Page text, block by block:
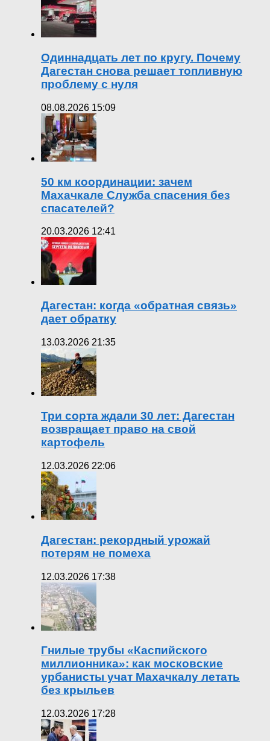
Одиннадцать лет по кругу. Почему
Дагестан снова решает топливную
проблему с нуля
08.08.2026 15:09
50 км координации: зачем
Махачкале Служба спасения без
спасателей?
20.03.2026 12:41
Дагестан: когда «обратная связь»
дает обратку
13.03.2026 21:35
Три сорта ждали 30 лет: Дагестан
возвращает право на свой
картофель
12.03.2026 22:06
Дагестан: рекордный урожай
потерям не помеха
12.03.2026 17:38
Гнилые трубы «Каспийского
миллионника»: как московские
урбанисты учат Махачкалу летать
без крыльев
12.03.2026 17:28